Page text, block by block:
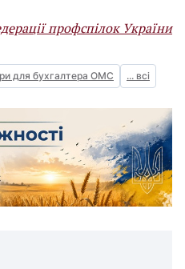
профспілок України
для бухгалтера ОМС ... всі